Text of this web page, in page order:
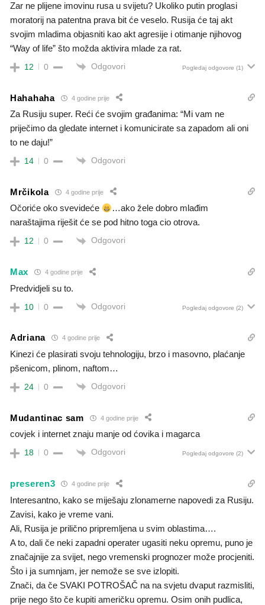
Zar ne plijene imovinu rusa u svijetu? Ukoliko putin proglasi
moratorij na patentna prava bit će veselo. Rusija će taj akt
svojim mladima objasniti kao akt agresije i otimanje njihovog
“Way of life” što možda aktivira mlade za rat.
12 0 Odgovori Pogledaj odgovore (1)
Hahahaha 4 godine prije
Za Rusiju super. Reći će svojim građanima: “Mi vam ne
priječimo da gledate internet i komunicirate sa zapadom ali oni
to ne daju!”
14 0 Odgovori
Mrčikola 4 godine prije
Očoriće oko svevideće
…ako žele dobro mlađim
naraštajima riješit će se pod hitno toga cio otrova.
12 0 Odgovori
Max 4 godine prije
Predvidjeli su to.
10 0 Odgovori Pogledaj odgovore (2)
Adriana 4 godine prije
Kinezi će plasirati svoju tehnologiju, brzo i masovno, plaćanje
pšenicom, plinom, naftom…
24 0 Odgovori
Mudantinac sam 4 godine prije
covjek i internet znaju manje od ćovika i magarca
18 0 Odgovori Pogledaj odgovore (2)
preseren3 4 godine prije
Interesantno, kako se miješaju zlonamerne napovedi za Rusiju.
Zavisi, kako je vreme vani.
Ali, Rusija je prilično pripremljena u svim oblastima….
A to, dali če neki zapadni operater ugasiti neku opremu, puno je
značajnije za svijet, nego vremenski prognozer može procjeniti.
Što i ja sumnjam, jer nemože se sve izlopiti.
Znači, da če SVAKI POTROŠAČ na na svjetu dvaput razmisliti,
prije nego što če kupiti američku opremu. Osim onih pudlica,